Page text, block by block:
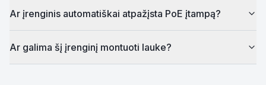
Ar įrenginis automatiškai atpažįsta PoE įtampą?
Ar galima šį įrenginį montuoti lauke?